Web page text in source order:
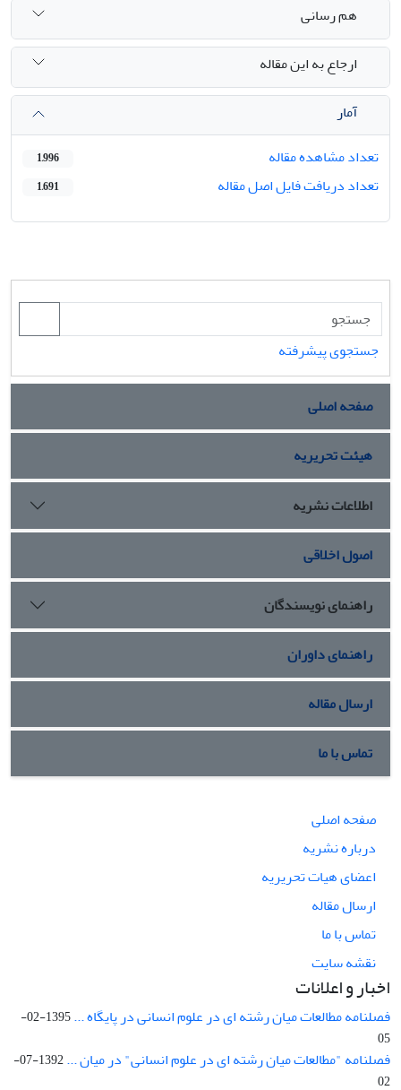
هم رسانی
ارجاع به این مقاله
آمار
تعداد مشاهده مقاله
1,996
تعداد دریافت فایل اصل مقاله 1,691
جستجوی پیشرفته
صفحه اصلی
هیئت تحریریه
اطلاعات نشریه
اصول اخلاقی
راهنمای نویسندگان
راهنمای داوران
ارسال مقاله
تماس با ما
صفحه اصلی
درباره نشریه
اعضای هیات تحریریه
ارسال مقاله
تماس با ما
نقشه سایت
اخبار و اعلانات
فصلنامه مطالعات میان رشته ای در علوم انسانی در پایگاه ...
1395-02-
05
فصلنامه "مطالعات میان رشته ای در علوم انسانی" در میان ...
1392-07-
02